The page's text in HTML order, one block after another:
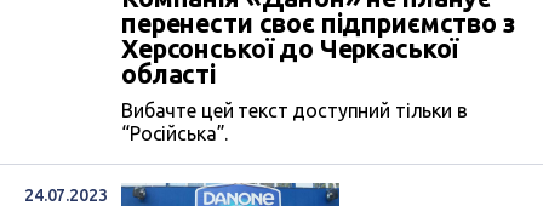
перенести своє підприємство з
Херсонської до Черкаської
області
Вибачте цей текст доступний тільки в
“Російська”.
24.07.2023